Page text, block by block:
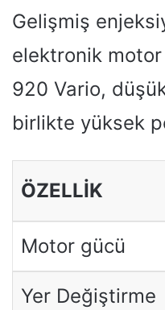
Gelişmiş
elektronik
920 Vario,
birlikte yüksek
ÖZELLIK
Motor gücü
Yer Değiştirme